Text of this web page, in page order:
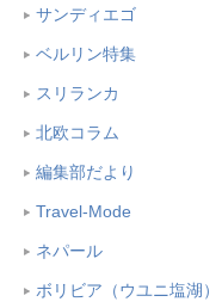
サンディエゴ
ベルリン特集
スリランカ
北欧コラム
編集部だより
Travel-Mode
ネパール
ボリビア（ウユニ塩湖）